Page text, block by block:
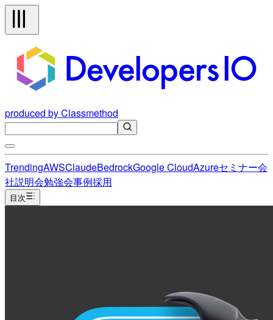
produced by Classmethod
TrendingAWSClaudeBedrockGoogle CloudAzureセミナー会
社説明会勉強会事例採用
目次